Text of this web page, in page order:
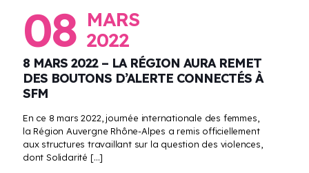
08 MARS
2022
8 MARS 2022 – LA RÉGION AURA REMET
DES BOUTONS D’ALERTE CONNECTÉS À
SFM
En ce 8 mars 2022, journée internationale des femmes,
la Région Auvergne Rhône-Alpes a remis officiellement
aux structures travaillant sur la question des violences,
dont Solidarité […]